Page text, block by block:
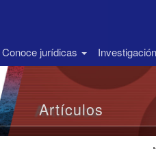
Conoce jurídicas Investigación
Artículos